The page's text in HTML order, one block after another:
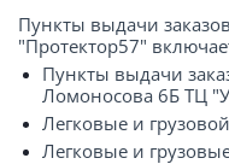
Пункты выдачи
"Протектор57"
Пункты выдачи
Ломоносова 6Б ТЦ
Легковые и
Легковые и